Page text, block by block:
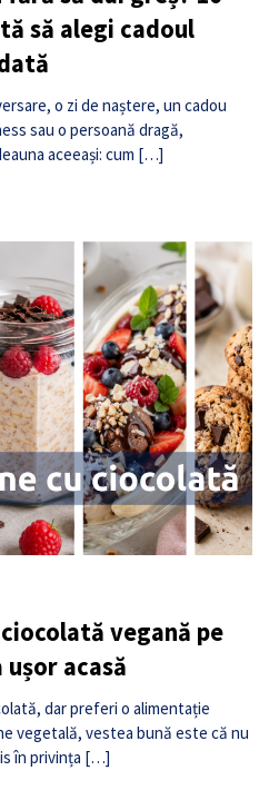
să alegi cadoul
o zi de naștere, un cadou
sau o persoană dragă,
aceeași: cum […]
vegană pe
acasă
dar preferi o alimentație
vegetală, vestea bună este că nu
în privința […]